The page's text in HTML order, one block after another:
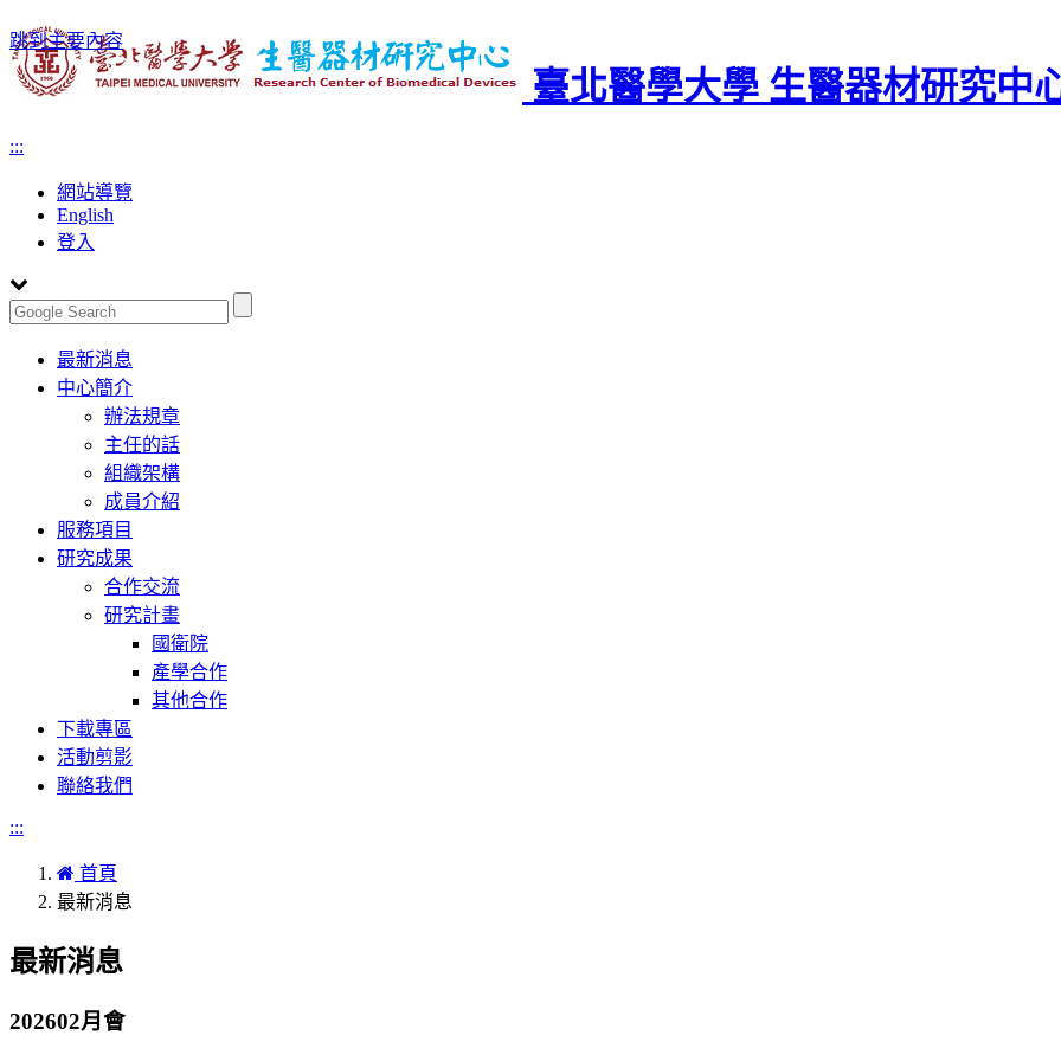
跳到主要內容
臺北醫學大學 生醫器材研究中
:::
網站導覽
English
登入
Toggle
navigation
最新消息
中心簡介
辦法規章
主任的話
組織架構
成員介紹
服務項目
研究成果
合作交流
研究計畫
國衛院
產學合作
其他合作
下載專區
活動剪影
聯絡我們
:::
首頁
最新消息
最新消息
202602月會